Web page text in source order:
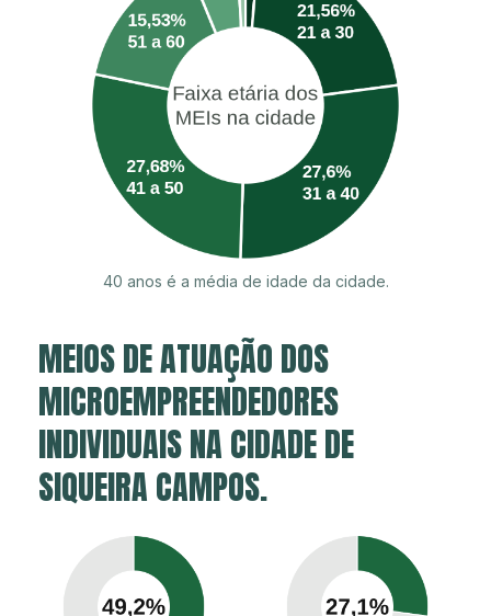
40 anos é a média de idade da cidade.
MEIOS DE ATUAÇÃO DOS
MICROEMPREENDEDORES
INDIVIDUAIS NA CIDADE DE
SIQUEIRA CAMPOS.